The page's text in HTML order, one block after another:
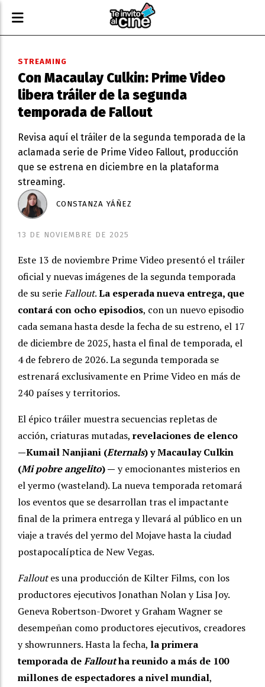
Con Macaulay Culkin: Prime Video
libera tráiler de la segunda
temporada de Fallout
Revisa aquí el tráiler de la segunda temporada de la
aclamada serie de Prime Video Fallout, producción
que se estrena en diciembre en la plataforma
streaming.
STREAMING
13 DE NOVIEMBRE DE 2025
CONSTANZA YÁÑEZ
Este 13 de noviembre Prime Video presentó el tráiler
oficial y nuevas imágenes de la segunda temporada
de su serieFallout.La esperada nueva entrega, que
contará con ocho episodios, con un nuevo episodio
cada semana hasta desde la fecha de su estreno, el 17
de diciembre de 2025, hasta el final de temporada, el
4 de febrero de 2026. La segunda temporada se
estrenará exclusivamente en Prime Video en más de
240 países y territorios.
El épico tráiler muestra secuencias repletas de
acción, criaturas mutadas, revelaciones de elenco
—Kumail Nanjiani (Eternals) y Macaulay Culkin
(Mi pobre angelito) — y emocionantes misterios en
el yermo (wasteland). La nueva temporada retomará
los eventos que se desarrollan tras el impactante
final de la primera entrega y llevará al público en un
viaje a través del yermo del Mojave hasta la ciudad
postapocalíptica de New Vegas.
Falloutes una producción de Kilter Films, con los
productores ejecutivos Jonathan Nolan y Lisa Joy.
Geneva Robertson-Dworet y Graham Wagner se
desempeñan como productores ejecutivos, creadores
y showrunners. Hasta la fecha, la primera
temporada deFalloutha reunido a más de 100
millones de espectadores a nivel mundial,